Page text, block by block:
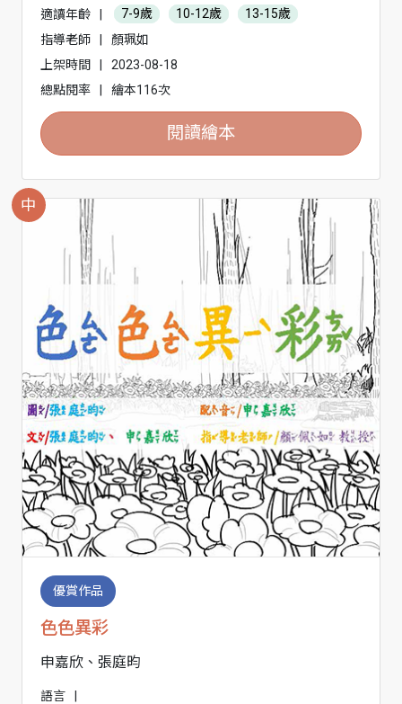
適讀年齡 | 7-9歲 10-12歲
13-15歲
指導老師
|
顏珮如
上架時間
|
2023-08-18
總點閱率
| 繪本116次
閱讀繪本
中
優賞作品
色色異彩
申嘉欣、張庭昀
語言